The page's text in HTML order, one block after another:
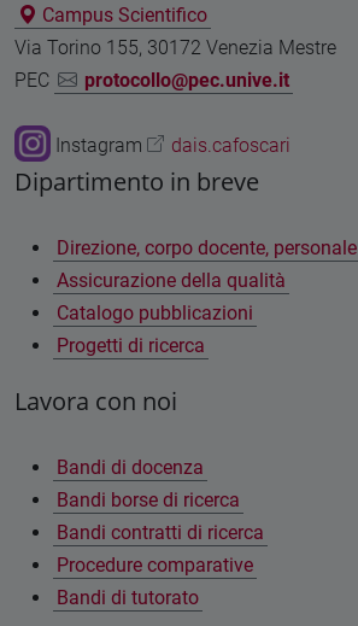
Campus Scientifico
Via Torino 155, 30172 Venezia Mestre
PEC
protocollo@pec.unive.it
Instagram dais.cafoscari
Dipartimento in breve
Direzione, corpo docente, personale
Assicurazione della qualità
Catalogo pubblicazioni
Progetti di ricerca
Lavora con noi
Bandi di docenza
Bandi borse di ricerca
Bandi contratti di ricerca
Procedure comparative
Bandi di tutorato